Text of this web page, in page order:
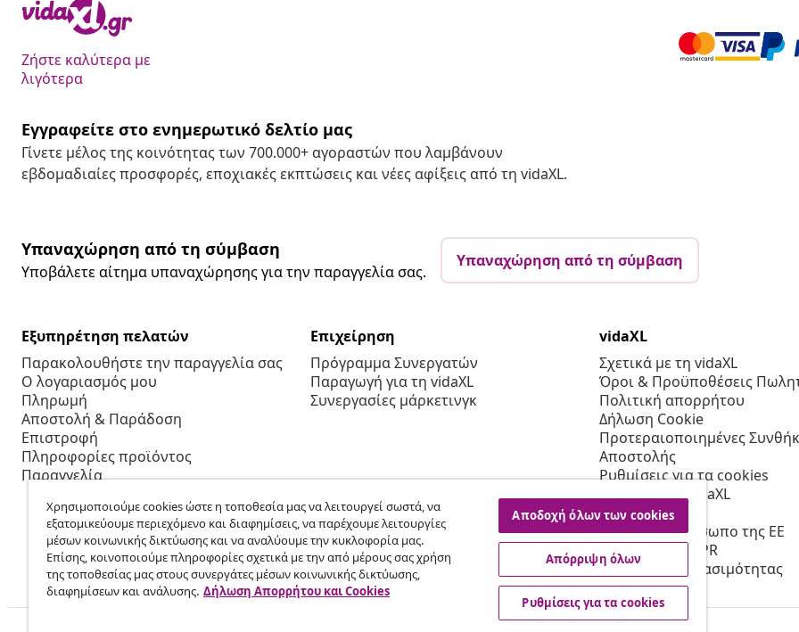
Ζήστε καλύτερα με
λιγότερα
Εγγραφείτε στο ενημερωτικό δελτίο μας
Γίνετε μέλος της κοινότητας των 700.000+ αγοραστών που λαμβάνουν
εβδομαδιαίες προσφορές, εποχιακές εκπτώσεις και νέες αφίξεις από τη vidaXL.
Υπαναχώρηση από τη σύμβαση
Υποβάλετε αίτημα υπαναχώρησης για την παραγγελία σας.
Υπαναχώρηση από τη σύμβαση
Εξυπηρέτηση πελατών
Παρακολουθήστε την παραγγελία σας
Ο λογαριασμός μου
Πληρωμή
Αποστολή & Παράδοση
Επιστροφή
Πληροφορίες προϊόντος
Παραγγελία
Επιχείρηση
Πρόγραμμα Συνεργατών
Παραγωγή για τη vidaXL
Συνεργασίες μάρκετινγκ
vidaXL
Σχετικά με τη vidaXL
Όροι & Προϋποθέσεις
Πολιτική απορρήτου
Δήλωση Cookie
Προτεραιοποιημένες
Αποστολής
Ρυθμίσεις για τα cookies
Εργασία στη vidaXL
Ασφαλείας
Υπεύθυνο πρόσωπο της ΕΕ
Πολιτική της EPR
Δήλωση προσβασιμότητας
Χρησιμοποιούμε cookies ώστε η τοποθεσία μας να λειτουργεί σωστά, να
εξατομικεύουμε περιεχόμενο και διαφημίσεις, να παρέχουμε λειτουργίες
μέσων κοινωνικής δικτύωσης και να αναλύουμε την κυκλοφορία μας.
Επίσης, κοινοποιούμε πληροφορίες σχετικά με την από μέρους σας χρήση
της τοποθεσίας μας στους συνεργάτες μέσων κοινωνικής δικτύωσης,
διαφημίσεων και ανάλυσης. Δήλωση Απορρήτου και Cookies
Αποδοχή όλων των cookies
Απόρριψη όλων
Ρυθμίσεις για τα cookies